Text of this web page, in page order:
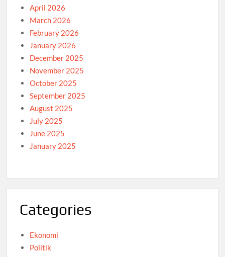
April 2026
March 2026
February 2026
January 2026
December 2025
November 2025
October 2025
September 2025
August 2025
July 2025
June 2025
January 2025
Categories
Ekonomi
Politik